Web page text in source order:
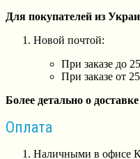
Для покупателей из
Новой почтой:
При заказе до
При заказе от
Более детально о доставке
Оплата
Наличными в офисе